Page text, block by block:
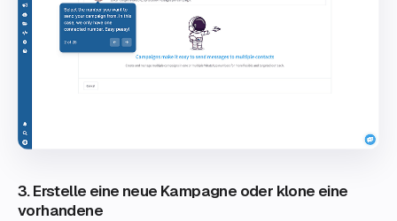
3. Erstelle eine neue Kampagne oder klone eine
vorhandene